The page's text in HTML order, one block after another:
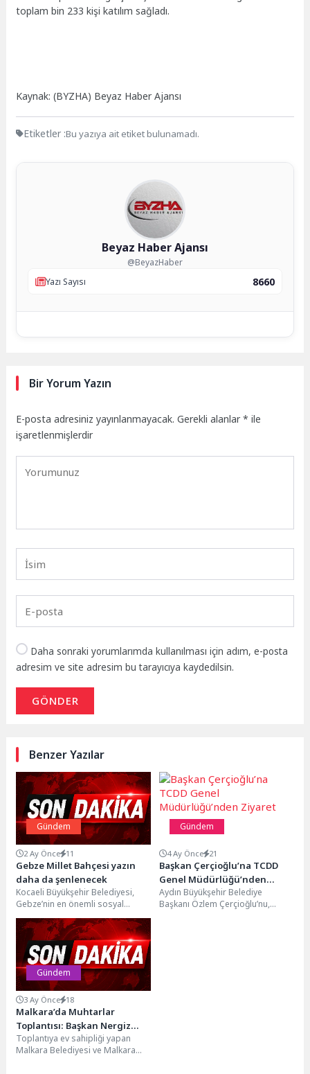
toplam bin 233 kişi katılım sağladı.
Kaynak: (BYZHA) Beyaz Haber Ajansı
Etiketler :Bu yazıya ait etiket bulunamadı.
Beyaz Haber Ajansı
@BeyazHaber
Yazı Sayısı
8660
Bir Yorum Yazın
E-posta adresiniz yayınlanmayacak. Gerekli alanlar* ile
işaretlenmişlerdir
Daha sonraki yorumlarımda kullanılması için adım, e-posta
adresim ve site adresim bu tarayıcıya kaydedilsin.
GÖNDER
Benzer Yazılar
Gündem
2 Ay Önce 11
Gebze Millet Bahçesi yazın
daha da şenlenecek
Kocaeli Büyükşehir Belediyesi,
Gebze’nin en önemli sosyal
yaşam alanlarından biri olan
Gebze Millet Bahçesi’nde bakım...
Gündem
4 Ay Önce 21
Başkan Çerçioğlu’na TCDD
Genel Müdürlüğü’nden
Ziyaret
Aydın Büyükşehir Belediye
Başkanı Özlem Çerçioğlu’nu,
Gündem
3 Ay Önce 18
Malkara’da Muhtarlar
Toplantısı: Başkan Nergiz
Karaağaçlı Öztürk’ten Ortak
Akıl Mesajı
Toplantıya ev sahipliği yapan
Malkara Belediyesi ve Malkara